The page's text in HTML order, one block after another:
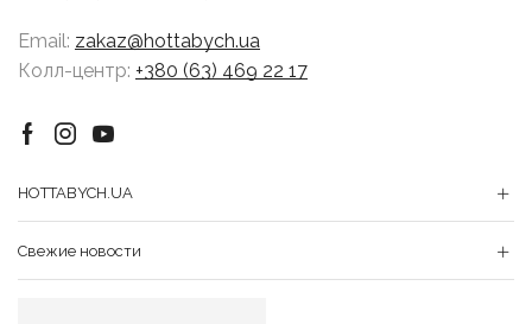
Email: zakaz@hottabych.ua
Колл-центр: +380 (63) 469 22 17
Facebook
Instagram
Youtube
HOTTABYCH.UA
Свежие новости